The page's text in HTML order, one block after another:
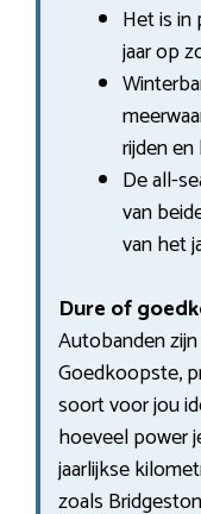
Het is
jaar op
rijden
De all-
van
van het
Dure of
Autobanden
Goedkoopste,
soort voor jou
hoeveel power
jaarlijkse
zoals